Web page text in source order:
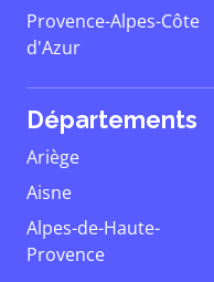
Provence-Alpes-Côte
d'Azur
Départements
Ariège
Aisne
Alpes-de-Haute-
Provence